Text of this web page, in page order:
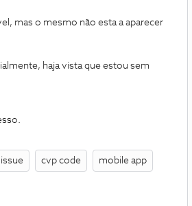
mas o mesmo não esta a aparecer
haja vista que estou sem
cvp code mobile app